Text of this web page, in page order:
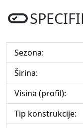
Sezona:
Širina:
Visina (profil):
Tip konstrukcije: